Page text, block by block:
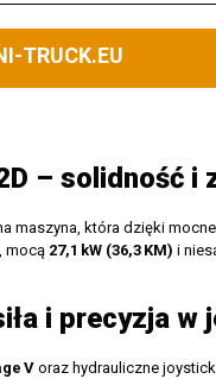
TRUCK.EU
– solidność i
maszyna, która dzięki
, mocą 27,1 kW (36,3 KM) i
i precyzja w
V oraz hydrauliczne